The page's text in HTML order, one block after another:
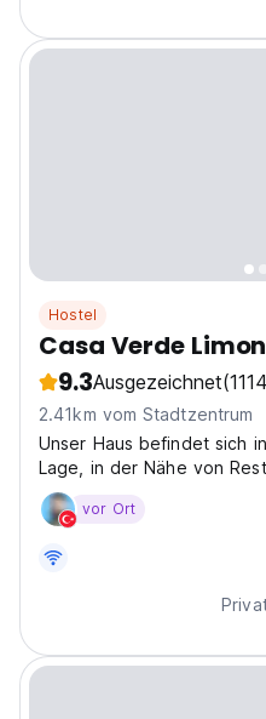
Hostel
Casa Verde Limon
9.3Ausgezeichnet
2.41km vom Stadtzentrum
Unser Haus befindet sich
Lage, in der Nähe von
touristischen Orten in
vor Ort